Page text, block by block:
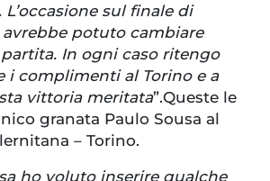
sul finale di
potuto cambiare
partita. In ogni caso ritengo
i complimenti al Torino e a
vittoria meritata”.Queste le
granata Paulo Sousa al
– Torino.
ho voluto inserire qualche